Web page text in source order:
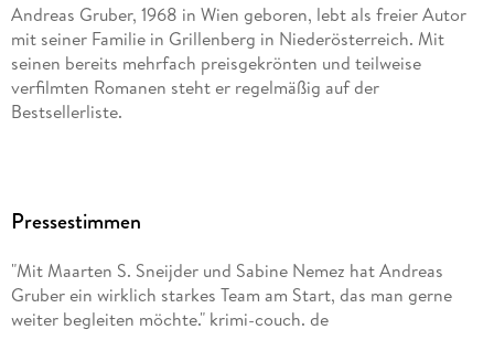
Andreas Gruber, 1968 in Wien geboren, lebt als freier Autor
mit seiner Familie in Grillenberg in Niederösterreich. Mit
seinen bereits mehrfach preisgekrönten und teilweise
verfilmten Romanen steht er regelmäßig auf der
Bestsellerliste.
Pressestimmen
"Mit Maarten S. Sneijder und Sabine Nemez hat Andreas
Gruber ein wirklich starkes Team am Start, das man gerne
weiter begleiten möchte." krimi-couch. de